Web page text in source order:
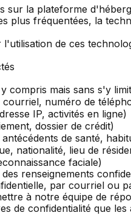
sur la plateforme
plus fréquentées, la
de ces
compris mais sans s'y
numéro de
IP, activités en ligne)
dossier de crédit)
de santé,
nationalité, lieu de
faciale)
renseignements
par courriel ou
à notre équipe de
de confidentialité que